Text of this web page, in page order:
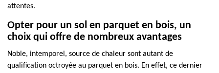
attentes.
Opter pour un sol en parquet en bois, un
choix qui offre de nombreux avantages
Noble, intemporel, source de chaleur sont autant de
qualification octroyée au parquet en bois. En effet, ce dernier